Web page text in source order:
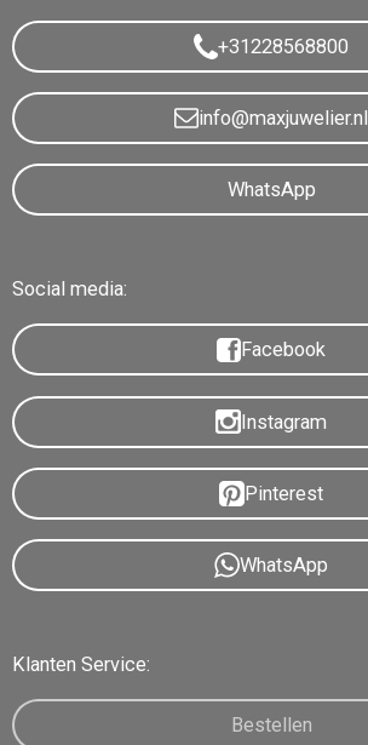
+31228568800
info@maxjuwelier.nl
WhatsApp
Social media:
Facebook
Instagram
Pinterest
WhatsApp
Klanten Service:
Bestellen